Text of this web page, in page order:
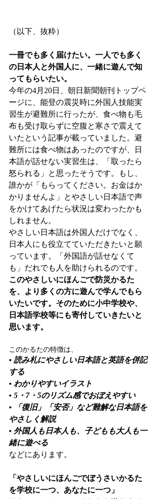
（以下、抜粋）
一冊でも多く届けたい。一人でも多く
の日本人と外国人に、一緒に遊んで知
ってもらいたい。
今年の4月20日、朝日新聞朝刊トップペ
ージに、能登の震災時に外国人技能実
習生が避難所に行ったが、食べ物も毛
布も受け取らずに空腹と寒さで震えて
いたという記事が載っていました。避
難所には食べ物はあったのですが、日
本語が話せない実習生は、「取ったら
怒られる」と思ったそうです。もし、
誰かが「もらってください。お金はか
かりませんよ」とやさしい日本語で声
をかけてあげたら状況は変わったかも
しれません。
やさしい日本語は外国人だけでなく、
日本人にも役立てていただきたいと願
っています。「外国語が話せなくて
も」だれでも人を助けられるのです。
このやさしいにほんごで防災かるた
を、より多くの方に遊んで学んでもら
いたいです。そのために小中学校や、
日本語学校等にも寄付していきたいと
思います。
このかるたの特徴は、
• 読み札にやさしい日本語と英語を併記
する
• わかりやすいイラスト
• 5・7・5のリズム感でおぼえやすい
• 「復旧」「安否」など難解な日本語を
やさしく解説
• 外国人も日本人も、子どもも大人も一
緒に遊べる
などにあります。
「やさしいにほんごでぼうさいかるた
を学校に一つ、あなたに一つ」